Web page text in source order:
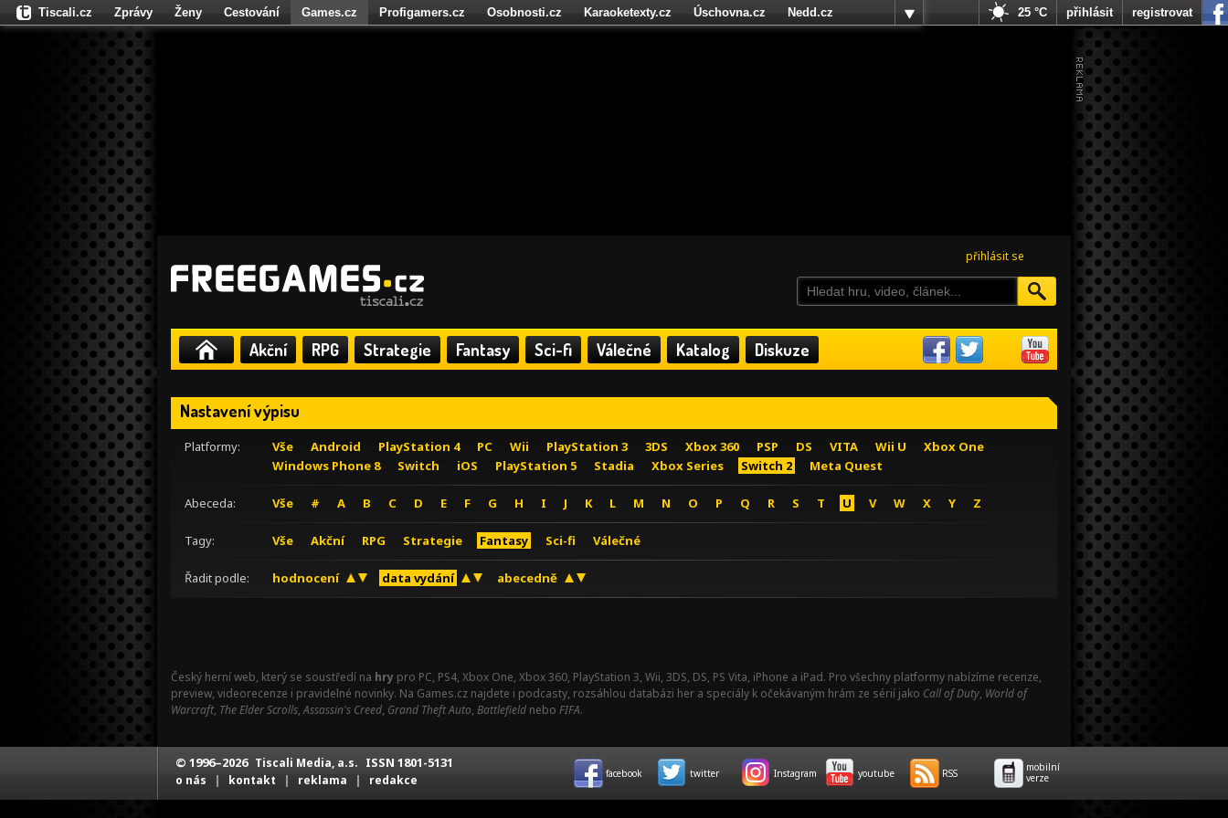
přihlásit se
Akční RPG Strategie Fantasy Sci-fi Válečné Katalog Diskuze
Nastavení výpisu
Platformy: Vše Android PlayStation 4 PC Wii PlayStation 3 3DS Xbox 360 PSP DS VITA Wii U
Xbox One
Windows Phone 8
Switch iOS PlayStation 5 Stadia Xbox Series Switch 2 Meta Quest
Abeceda: Vše # A B C D E F G H I J K L M N O P Q R S T U V W X Y Z
Tagy: Vše Akční RPG Strategie Fantasy Sci-fi Válečné
Řadit podle: hodnocení data vydání abecedně
Český herní web, který se soustředí na hry pro PC, PS4, Xbox One, Xbox 360, PlayStation 3, Wii, 3DS, DS, PS Vita, iPhone a iPad. Pro všechny platformy nabízíme recenze,
preview, videorecenze i pravidelné novinky. Na Games.cz najdete i podcasty, rozsáhlou databázi her a speciály k očekávaným hrám ze sérií jako Call of Duty, World of
Warcraft, The Elder Scrolls,Assassin's Creed, Grand Theft Auto, Battlefield nebo FIFA.
Tiscali.cz Zprávy Ženy Cestování Games.cz Profigamers.cz Osobnosti.cz Karaoketexty.cz Úschovna.cz
Nedd.cz
Fights.cz
25 °C přihlásit registrovat
© 1996–2026 Tiscali Media, a.s. ISSN 1801-5131
o nás | kontakt | reklama | redakce facebook twitter Instagram youtube RSS
mobilní
verze